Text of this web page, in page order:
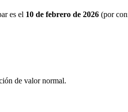
es el 10 de febrero de 2026 (por
de valor normal.